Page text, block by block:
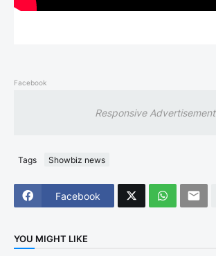
Facebook
Responsive Advertisement
Tags Showbiz news
Facebook
YOU MIGHT LIKE